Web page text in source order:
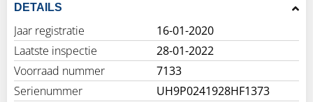
DETAILS
Jaar registratie
16-01-2020
Laatste inspectie
28-01-2022
Voorraad nummer
7133
Serienummer
UH9P02419­28HF1373